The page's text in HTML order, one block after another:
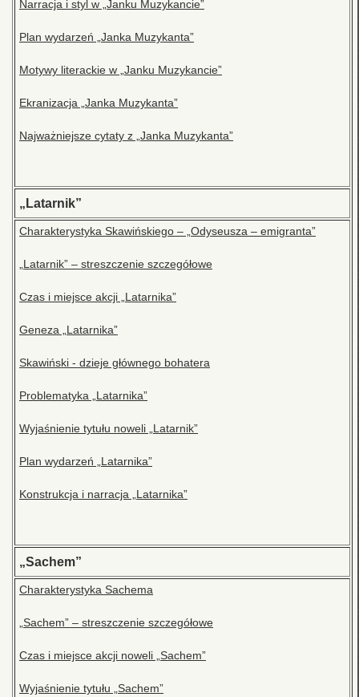
Narracja i styl w „Janku Muzykancie”
Plan wydarzeń „Janka Muzykanta”
Motywy literackie w „Janku Muzykancie”
Ekranizacja „Janka Muzykanta”
Najważniejsze cytaty z „Janka Muzykanta”
„Latarnik”
Charakterystyka Skawińskiego – „Odyseusza – emigranta”
„Latarnik” – streszczenie szczegółowe
Czas i miejsce akcji „Latarnika”
Geneza „Latarnika”
Skawiński - dzieje głównego bohatera
Problematyka „Latarnika”
Wyjaśnienie tytułu noweli „Latarnik”
Plan wydarzeń „Latarnika”
Konstrukcja i narracja „Latarnika”
„Sachem”
Charakterystyka Sachema
„Sachem” – streszczenie szczegółowe
Czas i miejsce akcji noweli „Sachem”
Wyjaśnienie tytułu „Sachem”